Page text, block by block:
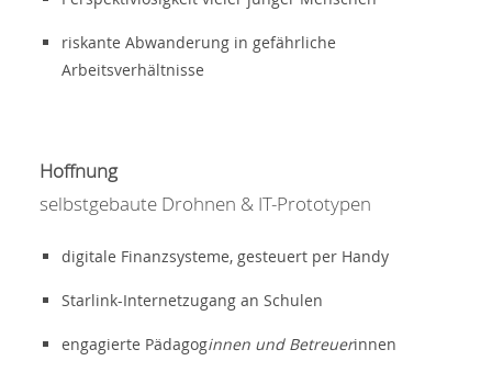
riskante Abwanderung in gefährliche
Arbeitsverhältnisse
Hoffnung
selbstgebaute Drohnen & IT-Prototypen
digitale Finanzsysteme, gesteuert per Handy
Starlink-Internetzugang an Schulen
engagierte Pädagoginnen und Betreuerinnen